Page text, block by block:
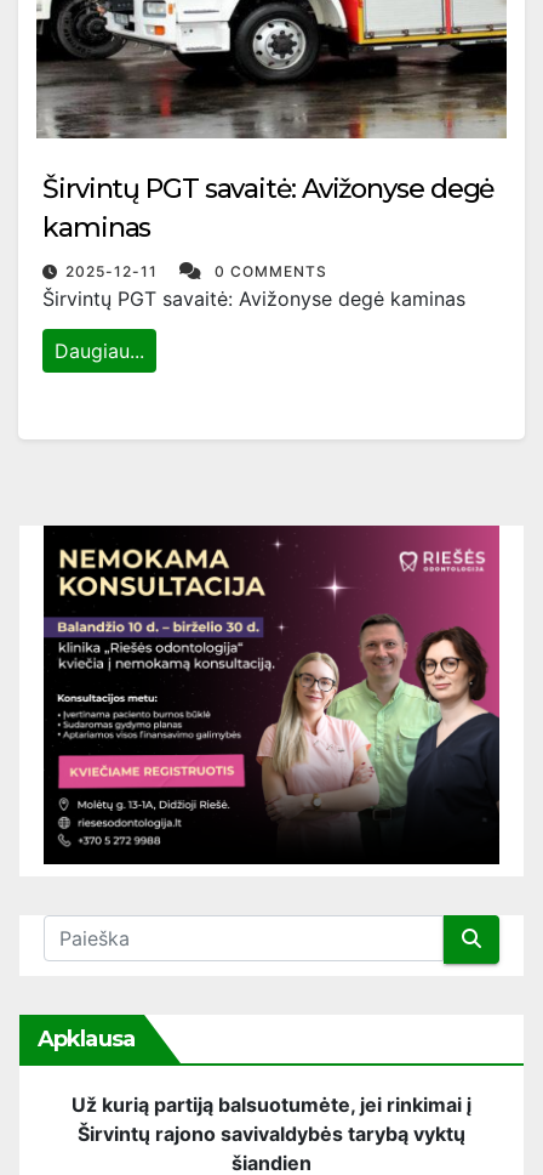
Širvintų PGT savaitė: Avižonyse degė
kaminas
2025-12-11 0 COMMENTS
Širvintų PGT savaitė: Avižonyse degė kaminas
Daugiau...
Apklausa
Už kurią partiją balsuotumėte, jei rinkimai į
Širvintų rajono savivaldybės tarybą vyktų
šiandien